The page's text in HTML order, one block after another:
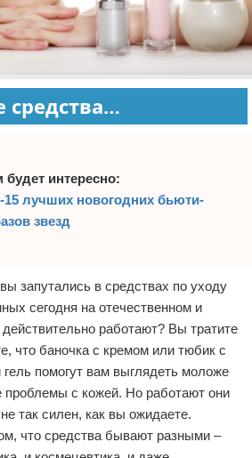
средства…
будет интересно:
15 лучших новогодних бьюти-
звезд
запутались в средствах по уходу
сегодня на отечественном и
работают? Вы тратите
что баночка с кремом или тюбик с
гель помогут вам выглядеть моложе
проблемы с кожей. Но работают они
так силен, как вы ожидаете.
что средства бывают разными –